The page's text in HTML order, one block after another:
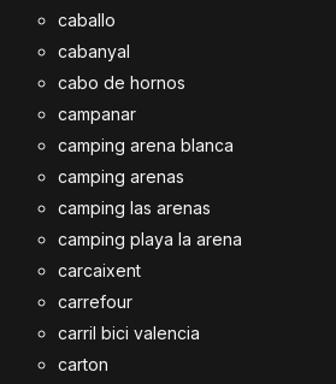
caballo
cabanyal
cabo de hornos
campanar
camping arena blanca
camping arenas
camping las arenas
camping playa la arena
carcaixent
carrefour
carril bici valencia
carton